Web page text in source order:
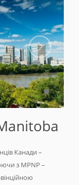
Канади –
з MPNP –